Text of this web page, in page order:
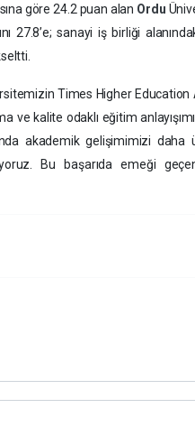
göre 24.2 puan alan Ordu
27.8’e; sanayi iş birliği
Times Higher Education
ve kalite odaklı eğitim
akademik gelişimimizi daha
Bu başarıda emeği